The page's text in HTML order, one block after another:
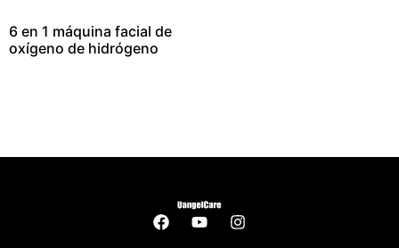
6 en 1 máquina facial de
oxígeno de hidrógeno